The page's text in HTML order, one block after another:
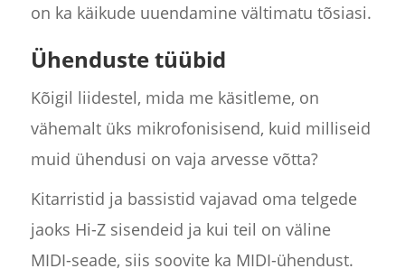
on ka käikude uuendamine vältimatu tõsiasi.
Ühenduste tüübid
Kõigil liidestel, mida me käsitleme, on
vähemalt üks mikrofonisisend, kuid milliseid
muid ühendusi on vaja arvesse võtta?
Kitarristid ja bassistid vajavad oma telgede
jaoks Hi-Z sisendeid ja kui teil on väline
MIDI-seade, siis soovite ka MIDI-ühendust.